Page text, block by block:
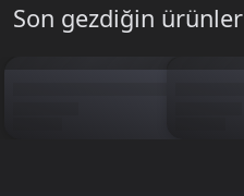
Son gezdiğin ürünler